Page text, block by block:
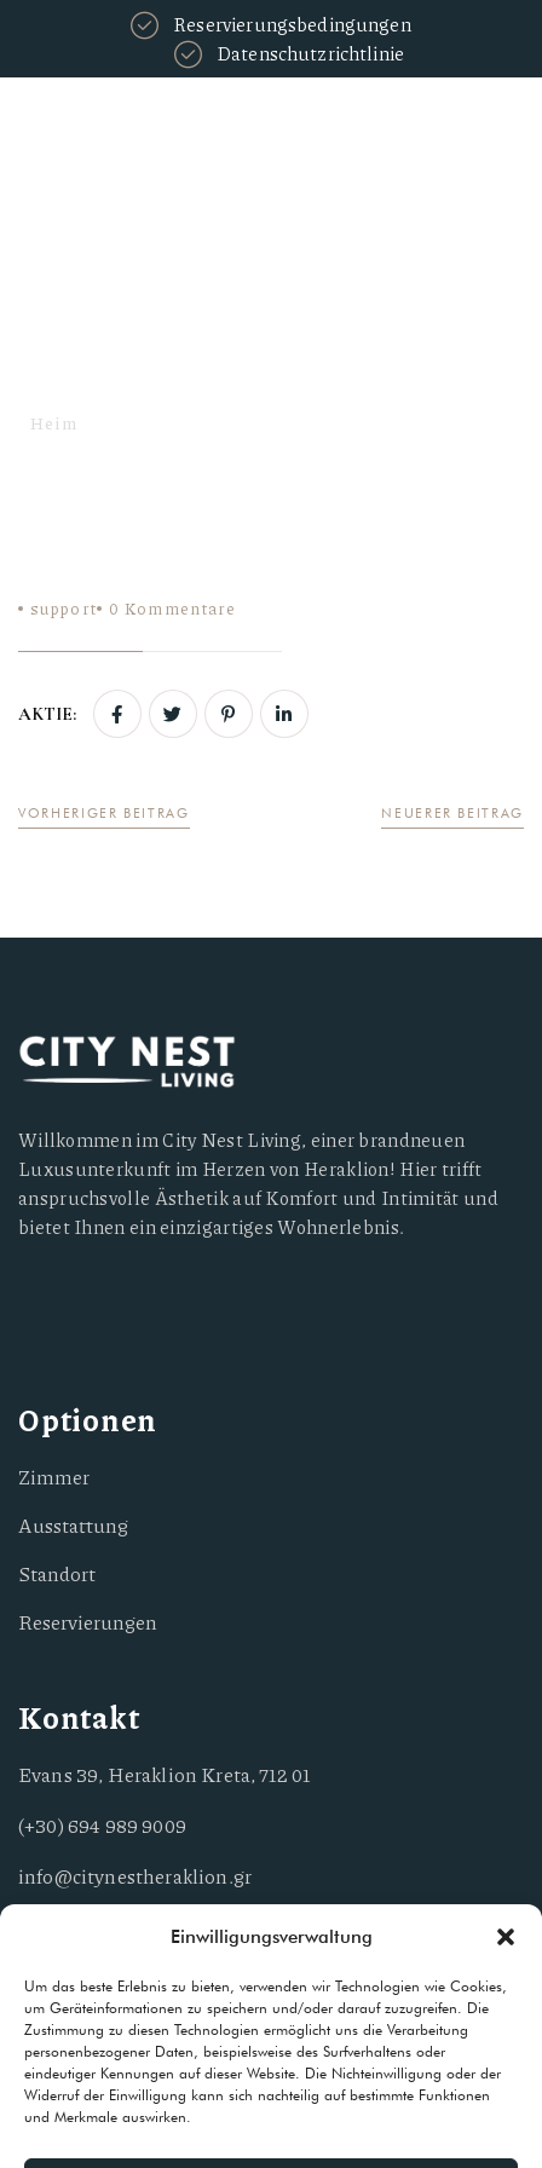
Einwilligungsverwaltung
Um das beste Erlebnis zu bieten, verwenden wir Technologien wie Cookies,
um Geräteinformationen zu speichern und/oder darauf zuzugreifen. Die
Zustimmung zu diesen Technologien ermöglicht uns die Verarbeitung
personenbezogener Daten, beispielsweise des Surfverhaltens oder
eindeutiger Kennungen auf dieser Website. Die Nichteinwilligung oder der
Widerruf der Einwilligung kann sich nachteilig auf bestimmte Funktionen
und Merkmale auswirken.
Reservierungsbedingungen
Datenschutzrichtlinie
Heim
support 0 Kommentare
AKTIE:
VORHERIGER BEITRAG NEUERER BEITRAG
Willkommen im City Nest Living, einer brandneuen
Luxusunterkunft im Herzen von Heraklion! Hier trifft
anspruchsvolle Ästhetik auf Komfort und Intimität und
bietet Ihnen ein einzigartiges Wohnerlebnis.
Optionen
Zimmer
Ausstattung
Standort
Reservierungen
Kontakt
Evans 39, Heraklion Kreta, 712 01
(+30) 694 989 9009
info@citynestheraklion.gr
Unterkünfte
Eine warme und einladende Umgebung, die den höchsten
Standards entspricht.